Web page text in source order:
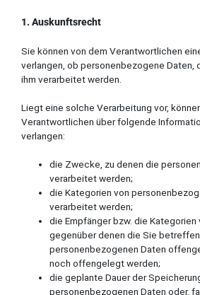
1. Auskunftsrecht
Sie können von dem Verantwortlichen
verlangen, ob personenbezogene Daten,
ihm verarbeitet werden.
Liegt eine solche Verarbeitung vor,
Verantwortlichen über folgende
verlangen:
die Zwecke, zu denen die
verarbeitet werden;
die Kategorien von
verarbeitet werden;
die Empfänger bzw. die Kategorien
gegenüber denen die Sie
personenbezogenen Daten
noch offengelegt werden;
die geplante Dauer der
personenbezogenen Daten oder,